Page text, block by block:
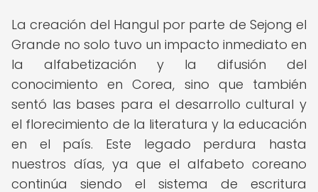
La creación del Hangul por parte de Sejong el
Grande no solo tuvo un impacto inmediato en
la alfabetización y la difusión del
conocimiento en Corea, sino que también
sentó las bases para el desarrollo cultural y
el florecimiento de la literatura y la educación
en el país. Este legado perdura hasta
nuestros días, ya que el alfabeto coreano
continúa siendo el sistema de escritura